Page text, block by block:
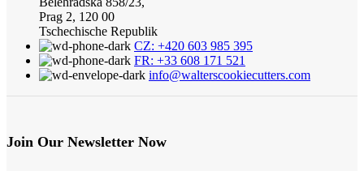
Prag 2, 120 00
Tschechische Republik
CZ: +420 603 985 395
FR: +33 608 171 521
info@walterscookiecutters.com
Join Our Newsletter Now